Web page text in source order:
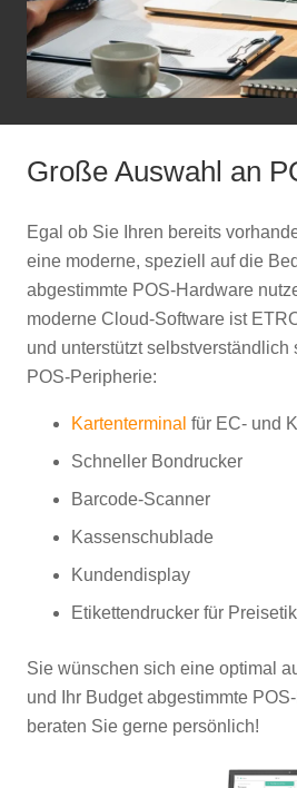
Große Auswahl an
Egal ob Sie Ihren bereits
eine moderne, speziell auf die
abgestimmte POS-Hardware
moderne Cloud-Software ist
und unterstützt selbstverständlich
POS-Peripherie:
Kartenterminal für EC- und
Schneller Bondrucker
Barcode-Scanner
Kassenschublade
Kundendisplay
Etikettendrucker für
Sie wünschen sich eine optimal
und Ihr Budget abgestimmte
beraten Sie gerne persönlich!